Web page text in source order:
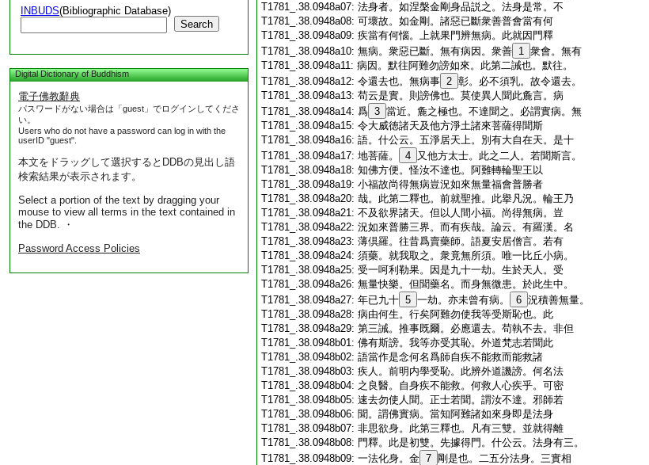
INBUDS(Bibliographic Database)
Search
Digital Dictionary of Buddhism
電子佛教辭典
パスワードがない場合は「guest」でログインしてくださ
い。
Users who do not have a password can log in with the
userID "guest".
本文をドラッグして選択するとDDBの見出し語
検索結果が表示されます。
Select a portion of the text by dragging your
mouse to view all terms in the text contained in
the DDB. ・
Password Access Policies
T1781_.38.0948a07: 法身者。如涅槃金剛身品説之。法身是常。不
T1781_.38.0948a08: 可壞故。如金剛。諸惡已斷衆善普會當有何
T1781_.38.0948a09: 疾當有何惱。上就果門辨無病。此就因門釋
T1781_.38.0948a10: 無病。衆惡已斷。無有病因。衆善 1 衆會。無有
T1781_.38.0948a11: 病因。默往阿難勿謗如來。此第二誡也。默往。
T1781_.38.0948a12: 令還去也。無病事 2 彰。必不須乳。故令還去。
T1781_.38.0948a13: 苟云是實。則謗佛也。莫使異人聞此麁言。病
T1781_.38.0948a14: 爲 3 當近。麁之極也。不達聞之。必謂實病。無
T1781_.38.0948a15: 令大威徳諸天及他方淨土諸來菩薩得聞斯
T1781_.38.0948a16: 語。什公云。五淨居天上。別有大自在天。是十
T1781_.38.0948a17: 地菩薩。 4 又他方太士。此之二人。若聞斯言。
T1781_.38.0948a18: 知佛方便。怪汝不達也。阿難轉輪聖王以
T1781_.38.0948a19: 小福故尚得無病豈況如來無量福會普勝者
T1781_.38.0948a20: 哉。此第二釋也。前就聖推。此擧凡況。輪王乃
T1781_.38.0948a21: 不及欲界諸天。但以人間小福。尚得無病。豈
T1781_.38.0948a22: 況如來普勝三界。而有疾哉。論云。有羅漢。名
T1781_.38.0948a23: 薄倶羅。往昔爲賣藥師。語夏安居僧言。若有
T1781_.38.0948a24: 須藥。就我取之。衆竟無所須。唯一比丘小病。
T1781_.38.0948a25: 受一呵利勒果。因是九十一劫。生於天人。受
T1781_.38.0948a26: 無量快樂。但聞藥名。而身無微患。於此生中。
T1781_.38.0948a27: 年已九十 5 一劫。亦未曾有病。 6 況積善無量。
T1781_.38.0948a28: 病由何生。行矣阿難勿使我等受斯恥也。此
T1781_.38.0948a29: 第三誡。推事既爾。必應還去。苟執不去。非但
T1781_.38.0948b01: 佛有斯謗。我等亦受其恥。外道梵志若聞此
T1781_.38.0948b02: 語當作是念何名爲師自疾不能救而能救諸
T1781_.38.0948b03: 疾人。前明内學受恥。此辨外道譏謗。何名法
T1781_.38.0948b04: 之良醫。自身疾不能救。何救人心疾乎。可密
T1781_.38.0948b05: 速去勿使人聞。正士若聞。謂汝不達。邪師若
T1781_.38.0948b06: 聞。謂佛實病。當知阿難諸如來身即是法身
T1781_.38.0948b07: 非思欲身。此第三釋也。凡有三雙。並就得離
T1781_.38.0948b08: 門釋。此是初雙。先據得門。什公云。法身有三。
T1781_.38.0948b09: 一法化身。金 7 剛是也。二五分法身。三實相